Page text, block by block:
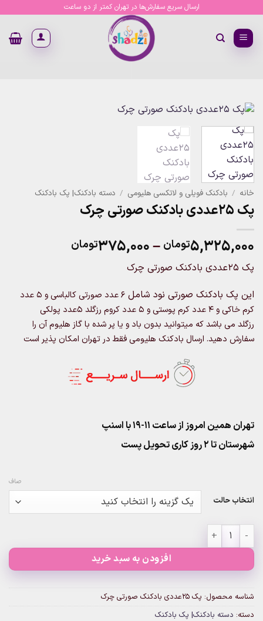
content
ارسال سریع سفارش‌ها در تهران کمتر از دو ساعت
خانه / بادکنک فویلی و لاتکسی هلیومی / دسته بادکنک| پک بادکنک
پک 25عددی بادکنک صورتی چرک
۵,۳۲۵,۰۰۰تومان –۳۷۵,۰۰۰تومان
through
۵,۳۲۵,۰۰۰تومان
پک 25عددی بادکنک صورتی چرک
این پک بادکنک صورتی نود شامل
6 عدد صورتی کالباسی و 5 عدد
کرم خاکی و 4 عدد کرم پوستی و 5 عدد کروم رزگلد 5عدد پولکی
رزگلد می باشد که میتوانید بدون باد و یا پر شده با گاز هلیوم آن را
سفارش دهید. ارسال بادکنک هلیومی فقط در تهران امکان پذیر است
تهران همین امروز از ساعت ۱۱-۱۹ با اسنپ
شهرستان تا 2 روز کاری تحویل پست
انتخاب حالت
صاف
افزودن به سبد خرید
شناسه محصول: پک 25عددی بادکنک صورتی چرک
دسته: دسته بادکنک| پک بادکنک